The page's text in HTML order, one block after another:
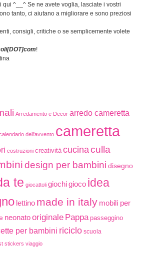
qui ^__^ Se ne avete voglia, lasciate i vostri
tanto, ci aiutano a migliorare e sono preziosi
consigli, critiche o se semplicemente volete
!
Arredamento e Decor arredo cameretta
dell'avvento cameretta
costruzioni creatività cucinaculla
design per bambini disegno
te giocattoli giochigioco idea
lettino made in italy mobili per
neonatooriginale Pappa passeggino
per bambini riciclo scuola
stickers viaggio